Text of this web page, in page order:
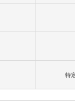
特